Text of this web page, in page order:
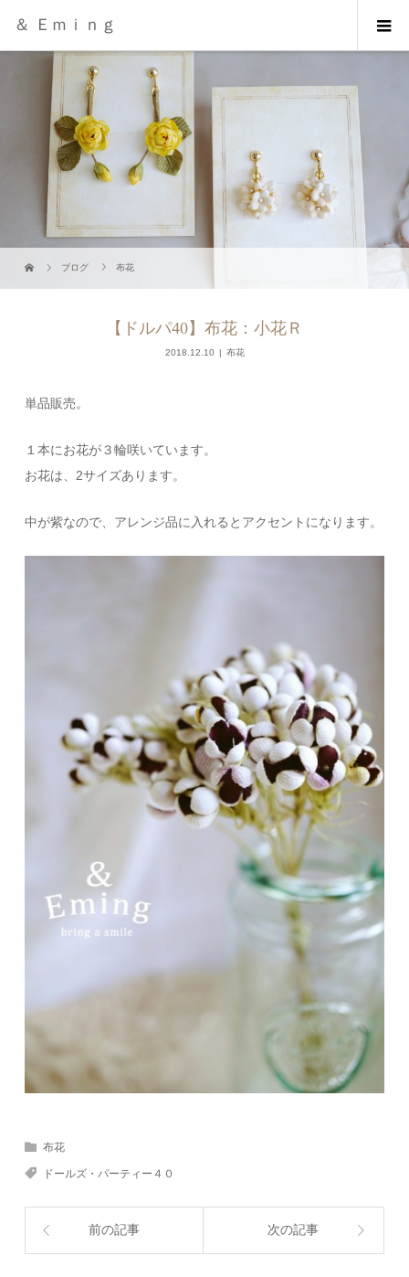
＆ Ｅｍｉｎｇ
ブログ 布花
【ドルパ40】布花：小花Ｒ
2018.12.10 布花
単品販売。
１本にお花が３輪咲いています。
お花は、2サイズあります。
中が紫なので、アレンジ品に入れるとアクセントになります。
布花
ドールズ・パーティー４０
前の記事 次の記事